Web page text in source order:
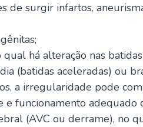
de surgir infartos,
há alteração nas
(batidas aceleradas) ou
a irregularidade pode
funcionamento adequado
(AVC ou derrame), no